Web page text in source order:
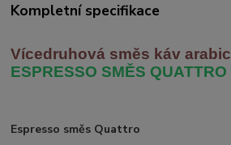
Kompletní specifikace
Vícedruhová směs káv arabic
ESPRESSO SMĚS QUATTRO
Espresso směs Quattro